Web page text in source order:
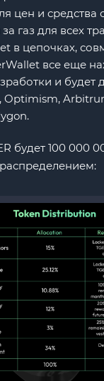
цен и средства
газ для всех
в цепочках,
все еще
и будет
Optimism,
будет 100 000